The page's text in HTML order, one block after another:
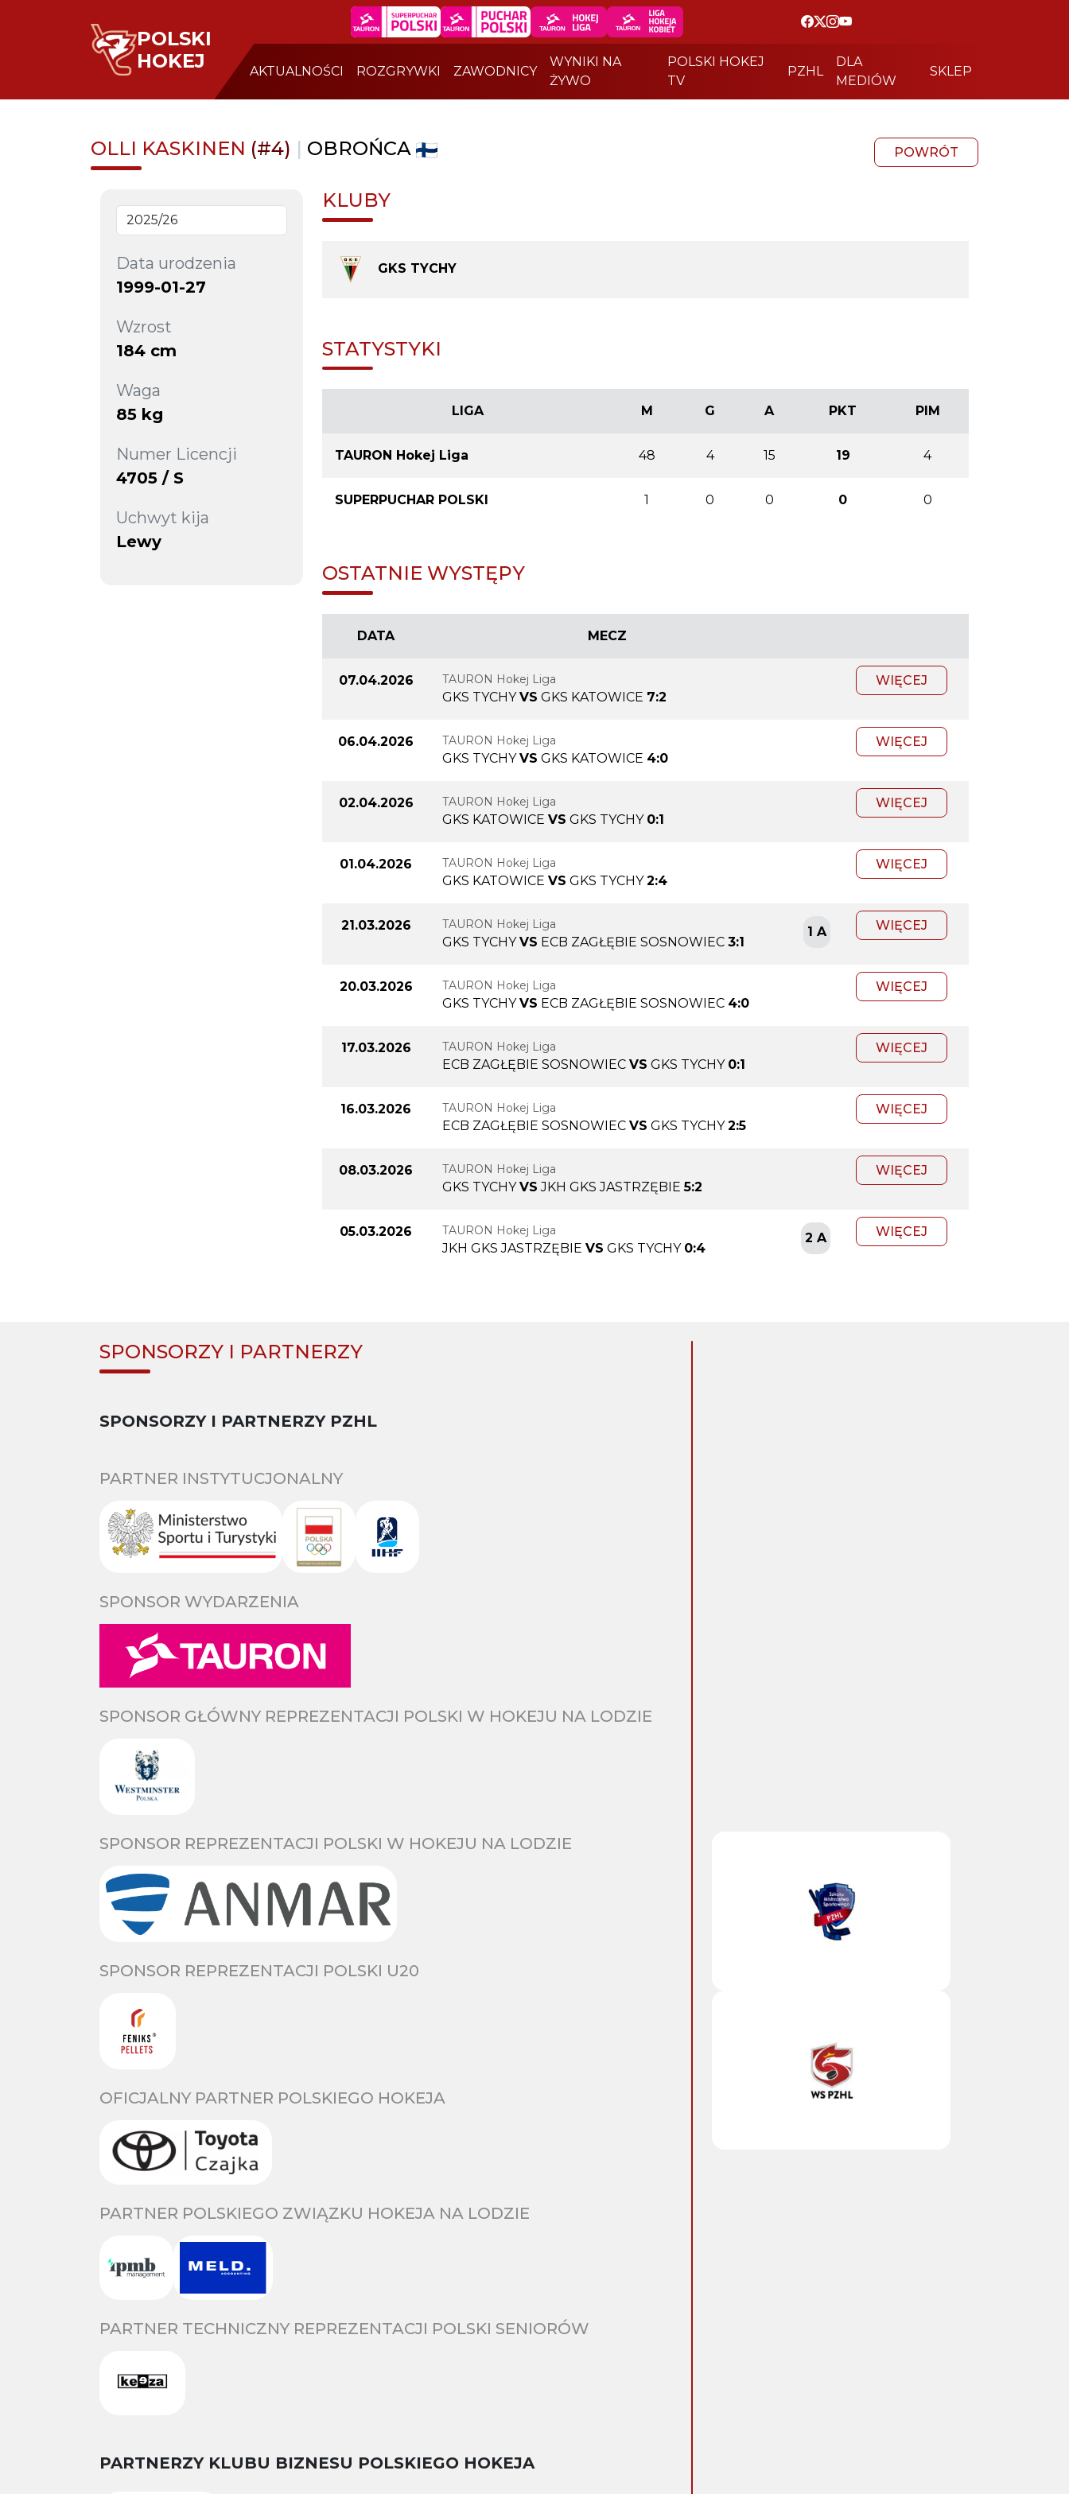
POLSKI
HOKEJ
AKTUALNOŚCI ROZGRYWKI ZAWODNICY
WYNIKI NA
ŻYWO
POLSKI HOKEJ
TV
PZHL
DLA
MEDIÓW
SKLEP
OLLI KASKINEN (#4) | OBROŃCA POWRÓT
Data urodzenia
1999-01-27
Wzrost
184 cm
Waga
85 kg
Numer Licencji
4705 / S
Uchwyt kija
Lewy
KLUBY
GKS TYCHY
STATYSTYKI
LIGA M G A PKT PIM
TAURON Hokej Liga 48 4 15 19 4
SUPERPUCHAR POLSKI 1 0 0 0 0
OSTATNIE WYSTĘPY
DATA MECZ
07.04.2026 TAURON Hokej Liga
GKS TYCHY VS GKS KATOWICE 7:2
WIĘCEJ
06.04.2026 TAURON Hokej Liga
GKS TYCHY VS GKS KATOWICE 4:0
WIĘCEJ
02.04.2026 TAURON Hokej Liga
GKS KATOWICE VS GKS TYCHY 0:1
WIĘCEJ
01.04.2026 TAURON Hokej Liga
GKS KATOWICE VS GKS TYCHY 2:4
WIĘCEJ
21.03.2026 TAURON Hokej Liga
GKS TYCHY VS ECB ZAGŁĘBIE SOSNOWIEC 3:1
1 A WIĘCEJ
20.03.2026 TAURON Hokej Liga
GKS TYCHY VS ECB ZAGŁĘBIE SOSNOWIEC 4:0
WIĘCEJ
17.03.2026 TAURON Hokej Liga
ECB ZAGŁĘBIE SOSNOWIEC VS GKS TYCHY 0:1
WIĘCEJ
16.03.2026 TAURON Hokej Liga
ECB ZAGŁĘBIE SOSNOWIEC VS GKS TYCHY 2:5
WIĘCEJ
08.03.2026 TAURON Hokej Liga
GKS TYCHY VS JKH GKS JASTRZĘBIE 5:2
WIĘCEJ
05.03.2026 TAURON Hokej Liga
JKH GKS JASTRZĘBIE VS GKS TYCHY 0:4
2 A WIĘCEJ
SPONSORZY I PARTNERZY
SPONSORZY I PARTNERZY PZHL
PARTNER INSTYTUCJONALNY
SPONSOR WYDARZENIA
SPONSOR GŁÓWNY REPREZENTACJI POLSKI W HOKEJU NA LODZIE
SPONSOR REPREZENTACJI POLSKI W HOKEJU NA LODZIE
SPONSOR REPREZENTACJI POLSKI U20
OFICJALNY PARTNER POLSKIEGO HOKEJA
PARTNER POLSKIEGO ZWIĄZKU HOKEJA NA LODZIE
PARTNER TECHNICZNY REPREZENTACJI POLSKI SENIORÓW
PARTNERZY KLUBU BIZNESU POLSKIEGO HOKEJA